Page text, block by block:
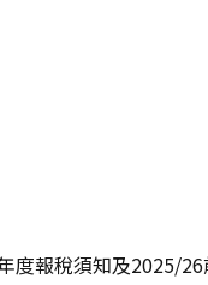
度報稅須知及2025/